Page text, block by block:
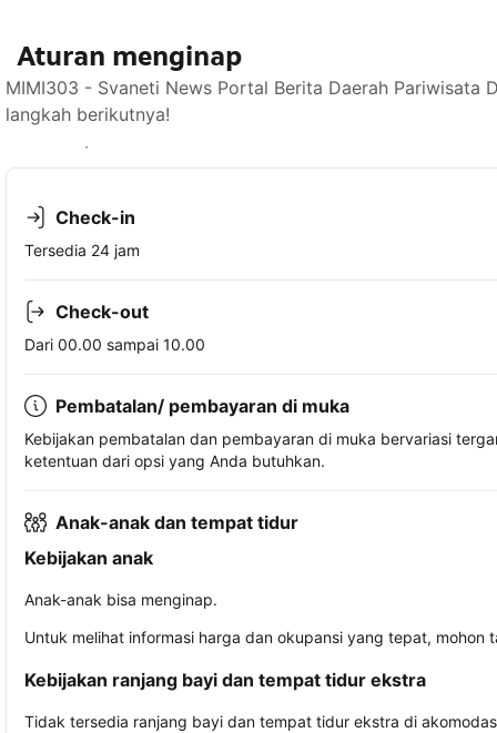
Aturan menginap
MIMI303 - Svaneti News Portal Berita Daerah Pariwisata
langkah berikutnya!
Lihat ketersediaan
Check-in
Tersedia 24 jam
Check-out
Dari 00.00 sampai 10.00
Pembatalan/ pembayaran di muka
Kebijakan pembatalan dan pembayaran di muka bervariasi
ketentuan dari opsi yang Anda butuhkan.
Anak-anak dan tempat tidur
Kebijakan anak
Anak-anak bisa menginap.
Untuk melihat informasi harga dan okupansi yang tepat,
Kebijakan ranjang bayi dan tempat tidur ekstra
Tidak tersedia ranjang bayi dan tempat tidur ekstra di